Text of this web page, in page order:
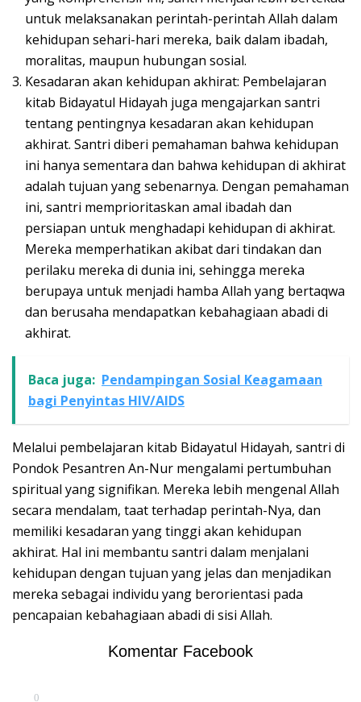
untuk melaksanakan perintah-perintah Allah dalam
kehidupan sehari-hari mereka, baik dalam ibadah,
moralitas, maupun hubungan sosial.
Kesadaran akan kehidupan akhirat: Pembelajaran
kitab Bidayatul Hidayah juga mengajarkan santri
tentang pentingnya kesadaran akan kehidupan
akhirat. Santri diberi pemahaman bahwa kehidupan
ini hanya sementara dan bahwa kehidupan di akhirat
adalah tujuan yang sebenarnya. Dengan pemahaman
ini, santri memprioritaskan amal ibadah dan
persiapan untuk menghadapi kehidupan di akhirat.
Mereka memperhatikan akibat dari tindakan dan
perilaku mereka di dunia ini, sehingga mereka
berupaya untuk menjadi hamba Allah yang bertaqwa
dan berusaha mendapatkan kebahagiaan abadi di
akhirat.
Baca juga: Pendampingan Sosial Keagamaan
bagi Penyintas HIV/AIDS
Melalui pembelajaran kitab Bidayatul Hidayah, santri di
Pondok Pesantren An-Nur mengalami pertumbuhan
spiritual yang signifikan. Mereka lebih mengenal Allah
secara mendalam, taat terhadap perintah-Nya, dan
memiliki kesadaran yang tinggi akan kehidupan
akhirat. Hal ini membantu santri dalam menjalani
kehidupan dengan tujuan yang jelas dan menjadikan
mereka sebagai individu yang berorientasi pada
pencapaian kebahagiaan abadi di sisi Allah.
Komentar Facebook
0